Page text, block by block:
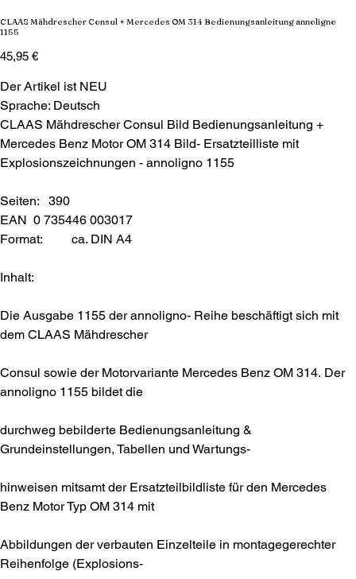
CLAAS Mähdrescher Consul + Mercedes OM 314 Bedienungsanleitung annoligno
1155
Preis
45,95 €
Der Artikel ist NEU
Sprache: Deutsch
CLAAS Mähdrescher Consul Bild Bedienungsanleitung +
Mercedes Benz Motor OM 314 Bild- Ersatzteilliste mit
Explosionszeichnungen - annoligno 1155
Seiten: 390
EAN 0 735446 003017
Format: ca. DIN A4
Inhalt:
Die Ausgabe 1155 der annoligno- Reihe beschäftigt sich mit
dem CLAAS Mähdrescher
Consul sowie der Motorvariante Mercedes Benz OM 314. Der
annoligno 1155 bildet die
durchweg bebilderte Bedienungsanleitung &
Grundeinstellungen, Tabellen und Wartungs-
hinweisen mitsamt der Ersatzteilbildliste für den Mercedes
Benz Motor Typ OM 314 mit
Abbildungen der verbauten Einzelteile in montagegerechter
Reihenfolge (Explosions-